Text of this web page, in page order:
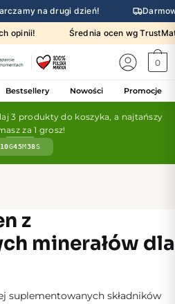
na drugi dzień!
opinii! Średnia ocen wg
0
Bestsellery Nowości Promocje
3 produkty do koszyka, a najtańszy
za 1 grosz!
10G45M38S
z
minerałów dla
suplementowanych składników